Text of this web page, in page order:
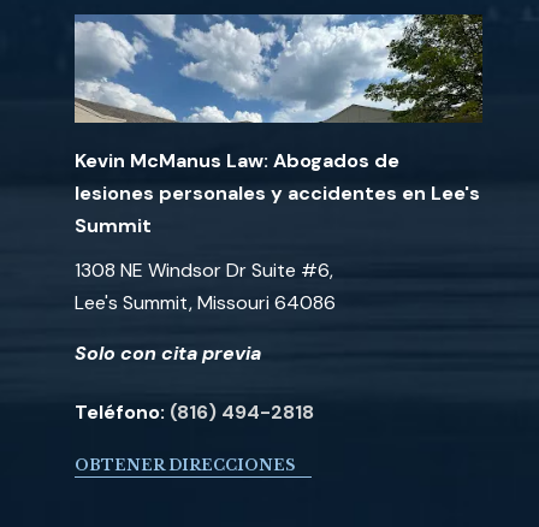
Kevin McManus Law: Abogados de
lesiones personales y accidentes en Lee's
Summit
1308 NE Windsor Dr Suite #6,
Lee's Summit, Missouri 64086
Solo con cita previa
Teléfono: (816) 494-2818
OBTENER DIRECCIONES